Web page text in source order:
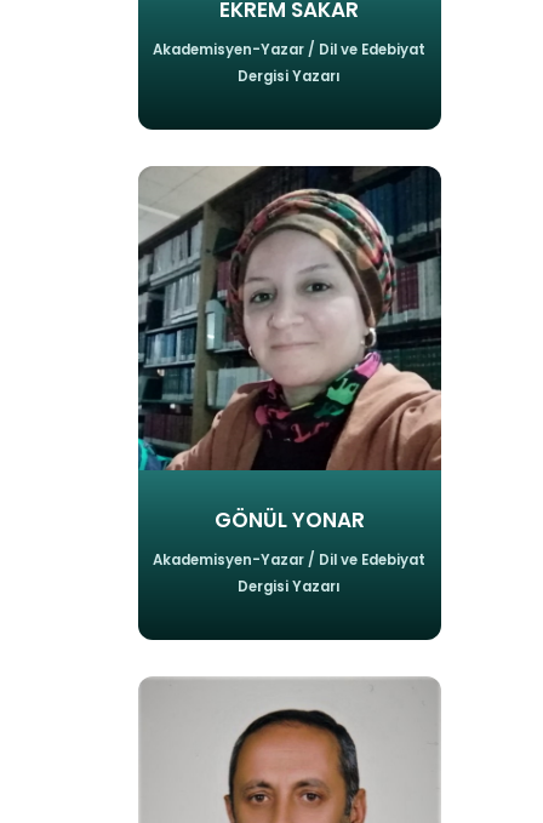
EKREM SAKAR
Akademisyen-Yazar / Dil ve Edebiyat
Dergisi Yazarı
GÖNÜL YONAR
Akademisyen-Yazar / Dil ve Edebiyat
Dergisi Yazarı